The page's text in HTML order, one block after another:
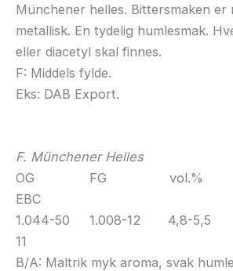
Münchener helles. Bittersmaken er
metallisk. En tydelig humlesmak.
eller diacetyl skal finnes.
F: Middels fylde.
Eks: DAB Export.
F. Münchener Helles
OG FG
EBC
1.044-50 1.008-12 4,8-
11
B/A: Maltrik myk aroma, svak